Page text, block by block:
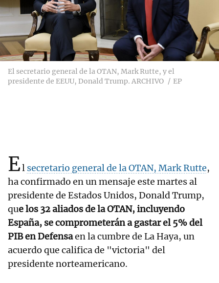
El secretario general de la OTAN, Mark Rutte, y el
presidente de EEUU, Donald Trump. ARCHIVO
EP
El secretario general de la OTAN, Mark Rutte,
ha confirmado en un mensaje este martes al
presidente de Estados Unidos, Donald Trump,
que los 32 aliados de la OTAN, incluyendo
España, se comprometerán a gastar el 5% del
PIB en Defensaen la cumbre de La Haya, un
acuerdo que califica de "victoria" del
presidente norteamericano.